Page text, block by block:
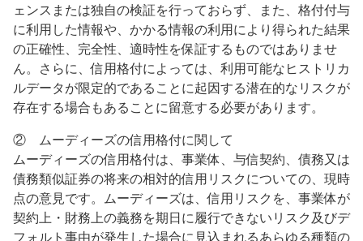
ェンスまたは独自の検証を行っておらず、また、格付付与
に利用した情報や、かかる情報の利用により得られた結果
の正確性、完全性、適時性を保証するものではありませ
ん。さらに、信用格付によっては、利用可能なヒストリカ
ルデータが限定的であることに起因する潜在的なリスクが
存在する場合もあることに留意する必要があります。
② ムーディーズの信用格付に関して
ムーディーズの信用格付は、事業体、与信契約、債務又は
債務類似証券の将来の相対的信用リスクについての、現時
点の意見です。ムーディーズは、信用リスクを、事業体が
契約上・財務上の義務を期日に履行できないリスク及びデ
フォルト事由が発生した場合に見込まれるあらゆる種類の